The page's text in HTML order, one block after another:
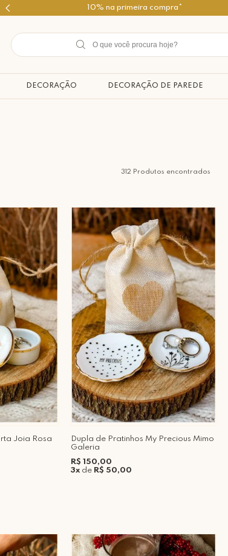
Use o cupom PRIMEIROMIMO
DECORAÇÃO DECORAÇÃO DE PAREDE
312 Produtos encontrados
Joia Rosa
Dupla de Pratinhos My Precious Mimo
Galeria
R$ 150,00
3xde R$ 50,00